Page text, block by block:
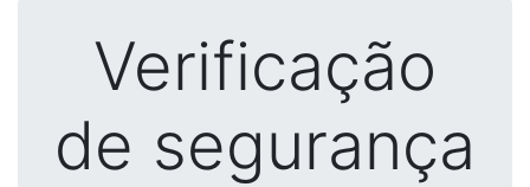
Verificação
de segurança